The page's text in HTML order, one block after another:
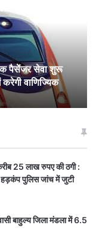
पैसेंजर सेवा शुरू
वाणिज्यिक
25 लाख रुपए की ठगी :
हड़कंप पुलिस जांच में जुटी
बाहुल्य जिला मंडला में 6.5